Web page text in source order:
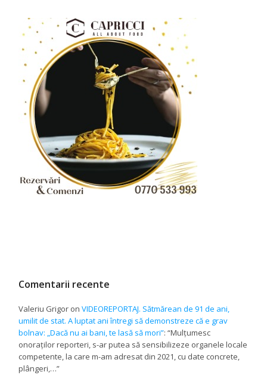
Comentarii recente
Valeriu Grigor onVIDEOREPORTAJ. Sătmărean de 91 de ani,
umilit de stat. A luptat ani întregi să demonstreze că e grav
bolnav: „Dacă nu ai bani, te lasă să mori”: “Mulțumesc
onoraților reporteri, s-ar putea să sensibilizeze organele locale
competente, la care m-am adresat din 2021, cu date concrete,
plângeri,…”